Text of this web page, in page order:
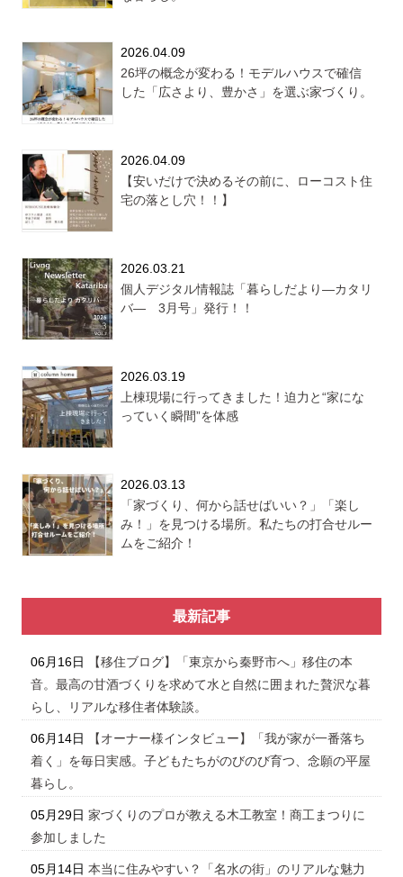
2026.04.09
26坪の概念が変わる！モデルハウスで確信
した「広さより、豊かさ」を選ぶ家づくり。
2026.04.09
【安いだけで決めるその前に、ローコスト住
宅の落とし穴！！】
2026.03.21
個人デジタル情報誌「暮らしだより―カタリ
バ― 3月号」発行！！
2026.03.19
上棟現場に行ってきました！迫力と“家にな
っていく瞬間”を体感
2026.03.13
「家づくり、何から話せばいい？」「楽し
み！」を見つける場所。私たちの打合せルー
ムをご紹介！
最新記事
06月16日
【移住ブログ】「東京から秦野市へ」移住の本
音。最高の甘酒づくりを求めて水と自然に囲まれた贅沢な暮
らし、リアルな移住者体験談。
06月14日
【オーナー様インタビュー】「我が家が一番落ち
着く」を毎日実感。子どもたちがのびのび育つ、念願の平屋
暮らし。
05月29日 家づくりのプロが教える木工教室！商工まつりに
参加しました
05月14日 本当に住みやすい？「名水の街」のリアルな魅力